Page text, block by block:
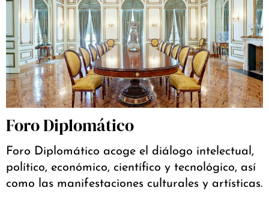
Foro Diplomático
Foro Diplomático acoge el diálogo intelectual,
político, económico, científico y tecnológico, así
como las manifestaciones culturales y artísticas.